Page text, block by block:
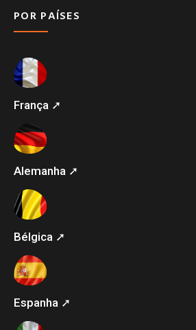
POR PAÍSES
França ➚
Alemanha ➚
Bélgica ➚
Espanha ➚